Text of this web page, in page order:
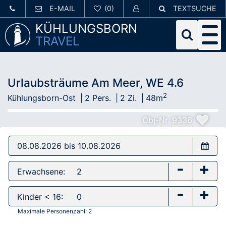
E-MAIL TEXTSUCHE
KÜHLUNGSBORN
TRAVEL
Urlaubsträume Am Meer, WE 4.6
Kühlungsborn-Ost 2 Pers. 2 Zi. 48m2
Obj-Nr. 9336
Erwachsene: - +
Kinder < 16: - +
Maximale Personenzahl: 2